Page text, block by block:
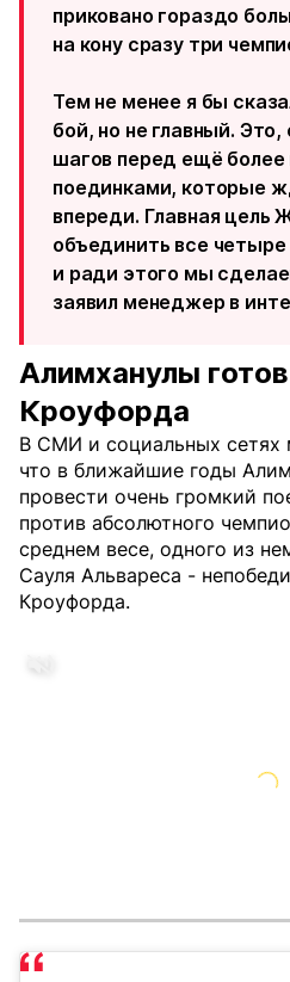
приковано гораздо
на кону сразу три
Тем не менее я бы
бой, но не главный.
шагов перед ещё более
поединками, которые
впереди. Главная цель
объединить все
и ради этого мы
заявил менеджер в
Алимханулы
Кроуфорда
В СМИ и социальных сетях
что в ближайшие годы
провести очень громкий
против абсолютного
среднем весе, одного из
Сауля Альвареса -
Кроуфорда.